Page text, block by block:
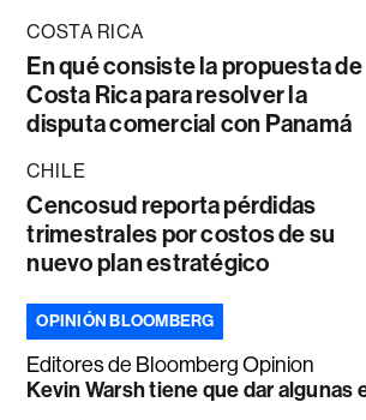
COSTA RICA
En qué consiste la propuesta de
Costa Rica para resolver la
disputa comercial con Panamá
CHILE
Cencosud reporta pérdidas
trimestrales por costos de su
nuevo plan estratégico
OPINIÓN BLOOMBERG
Editores de Bloomberg Opinion
Kevin Warsh tiene que dar algunas